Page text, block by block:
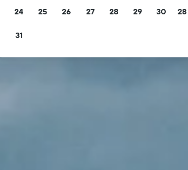
24 25 26 27 28 29 30
31
28